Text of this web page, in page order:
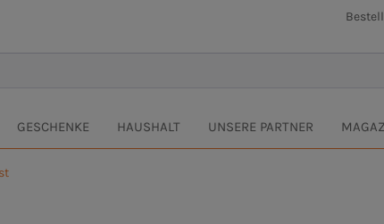
GESCHENKE HAUSHALT UNSERE PARTNER